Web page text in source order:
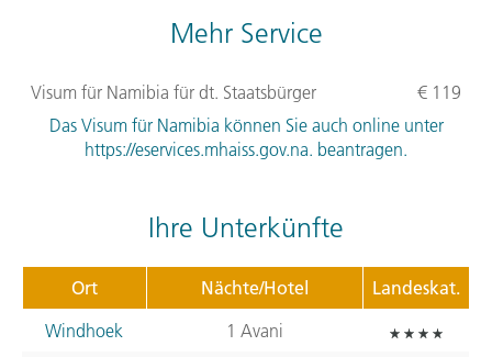
Mehr Service
Visum für Namibia für dt. Staatsbürger
€ 119
Das Visum für Namibia können Sie auch online unter
https://eservices.mhaiss.gov.na. beantragen.
Ihre Unterkünfte
Ort Nächte/Hotel
Landeskat.
Windhoek
1 Avani